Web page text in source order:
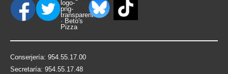
Conserjería: 954.55.17.00
Secretaría: 954.55.17.48